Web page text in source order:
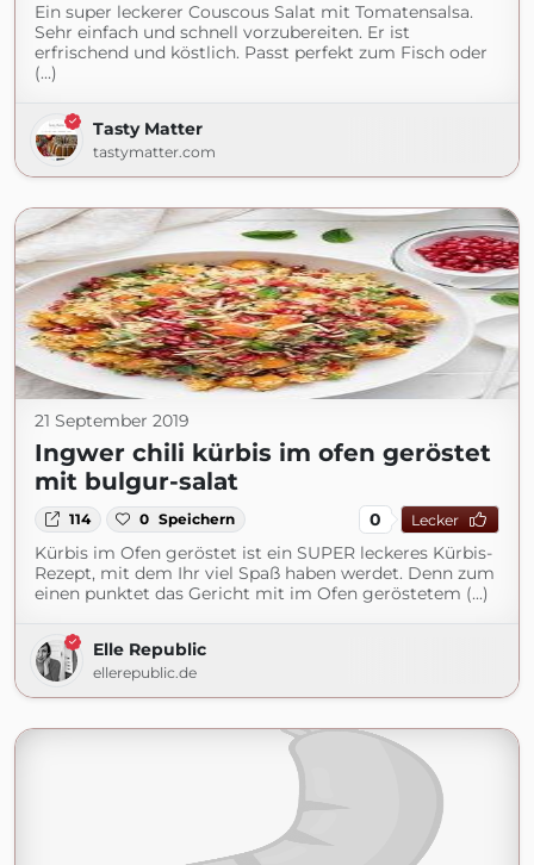
Ein super leckerer Couscous Salat mit Tomatensalsa.
Sehr einfach und schnell vorzubereiten. Er ist
erfrischend und köstlich. Passt perfekt zum Fisch oder
(...)
Tasty Matter
tastymatter.com
21 September 2019
Ingwer chili kürbis im ofen geröstet
mit bulgur-salat
114 0 Speichern 0 Lecker
Kürbis im Ofen geröstet ist ein SUPER leckeres Kürbis-
Rezept, mit dem Ihr viel Spaß haben werdet. Denn zum
einen punktet das Gericht mit im Ofen geröstetem (...)
Elle Republic
ellerepublic.de